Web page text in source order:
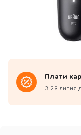
Плати
З 29 липня